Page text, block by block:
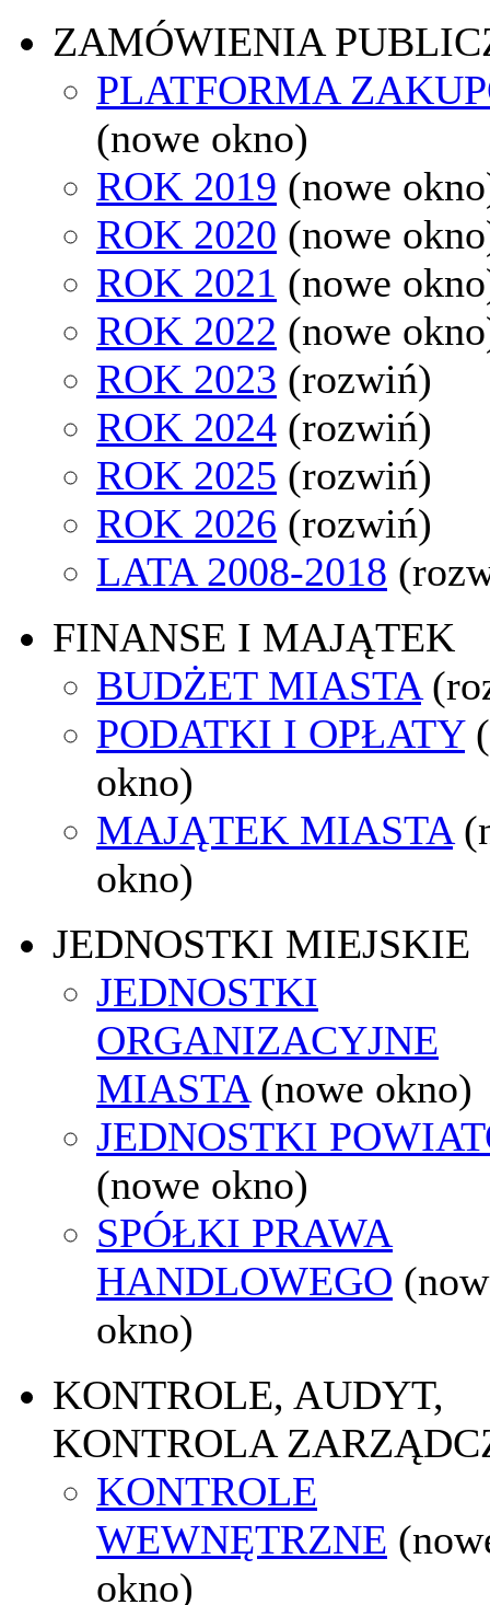
ZAMÓWIENIA
PLATFORMA
(nowe okno)
ROK 2019 (nowe
ROK 2020 (nowe
ROK 2021 (nowe
ROK 2022 (nowe
ROK 2023 (rozwiń)
ROK 2024 (rozwiń)
ROK 2025 (rozwiń)
ROK 2026 (rozwiń)
LATA 2008-2018
FINANSE I MAJĄTEK
BUDŻET MIASTA
PODATKI I OPŁATY
okno)
MAJĄTEK MIASTA
okno)
JEDNOSTKI MIEJSKIE
JEDNOSTKI
ORGANIZACYJNE
MIASTA (nowe okno)
JEDNOSTKI
(nowe okno)
SPÓŁKI PRAWA
HANDLOWEGO
okno)
KONTROLE, AUDYT,
KONTROLA
KONTROLE
WEWNĘTRZNE
okno)